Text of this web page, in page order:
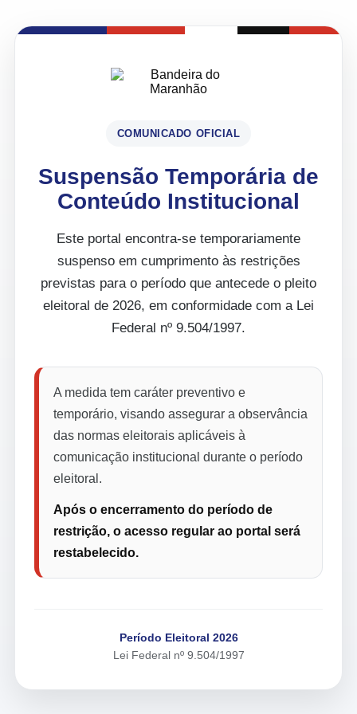
COMUNICADO OFICIAL
Suspensão Temporária de
Conteúdo Institucional
Este portal encontra-se temporariamente
suspenso em cumprimento às restrições
previstas para o período que antecede o pleito
eleitoral de 2026, em conformidade com a Lei
Federal nº 9.504/1997.
A medida tem caráter preventivo e
temporário, visando assegurar a observância
das normas eleitorais aplicáveis à
comunicação institucional durante o período
eleitoral.
Após o encerramento do período de
restrição, o acesso regular ao portal será
restabelecido.
Período Eleitoral 2026
Lei Federal nº 9.504/1997